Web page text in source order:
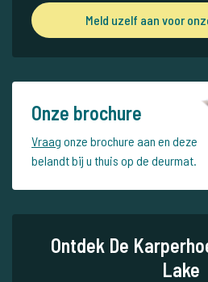
Meld uzelf aan voor
Onze brochure
Vraag onze brochure aan en deze
belandt bij u thuis op de deurmat.
Ontdek De
Lake